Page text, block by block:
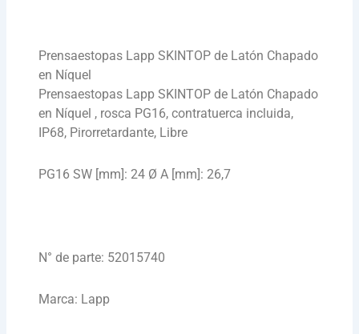
Prensaestopas Lapp SKINTOP de Latón Chapado
en Níquel
Prensaestopas Lapp SKINTOP de Latón Chapado
en Níquel , rosca PG16, contratuerca incluida,
IP68, Pirorretardante, Libre
PG16 SW [mm]: 24 Ø A [mm]: 26,7
N° de parte: 52015740
Marca: Lapp